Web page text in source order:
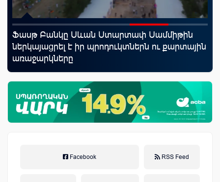
Ֆասթ Բանկը Սևան Ստարտափ Սամմիթին
ներկայացրել է իր պրոդուկտներն ու քարտային
առաջարկները
Facebook RSS Feed